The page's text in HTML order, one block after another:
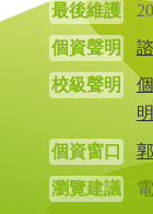
最後維護
個資聲明
校級聲明
個資窗口
瀏覽建議